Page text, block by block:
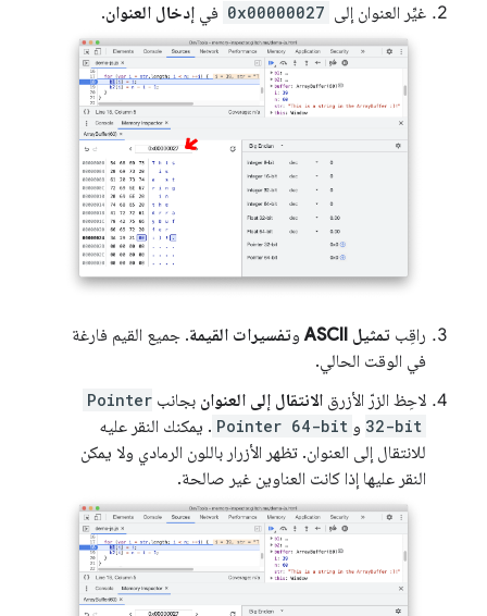
غيِّر العنوان إلى 0x00000027 في إدخال العنوان.
راقِب تمثيل ASCII وتفسيرات القيمة. جميع القيم فارغة
في الوقت الحالي.
لاحِظ الزرّ الأزرق الانتقال إلى العنوان بجانب Pointer
32-bit و Pointer 64-bit . يمكنك النقر عليه
للانتقال إلى العنوان. تظهر الأزرار باللون الرمادي ولا يمكن
النقر عليها إذا كانت العناوين غير صالحة.